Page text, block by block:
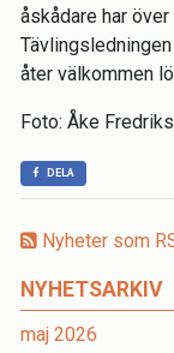
Nyheter som
NYHETSARKIV
maj 2026
åskådare har
åter välkommen
Foto: Åke
DELA